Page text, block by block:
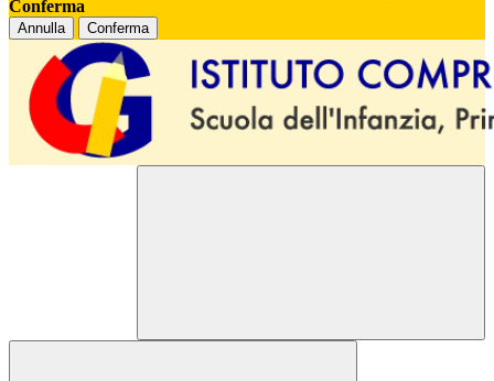
Conferma
Annulla Conferma